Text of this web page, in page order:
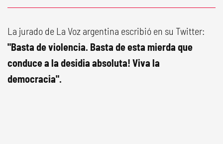
La jurado de La Voz argentina escribió en su Twitter:
"Basta de violencia. Basta de esta mierda que
conduce a la desidia absoluta! Viva la
democracia".